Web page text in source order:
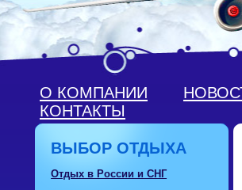
О КОМПАНИИ
КОНТАКТЫ
ВЫБОР ОТДЫХА
Отдых в России и СНГ